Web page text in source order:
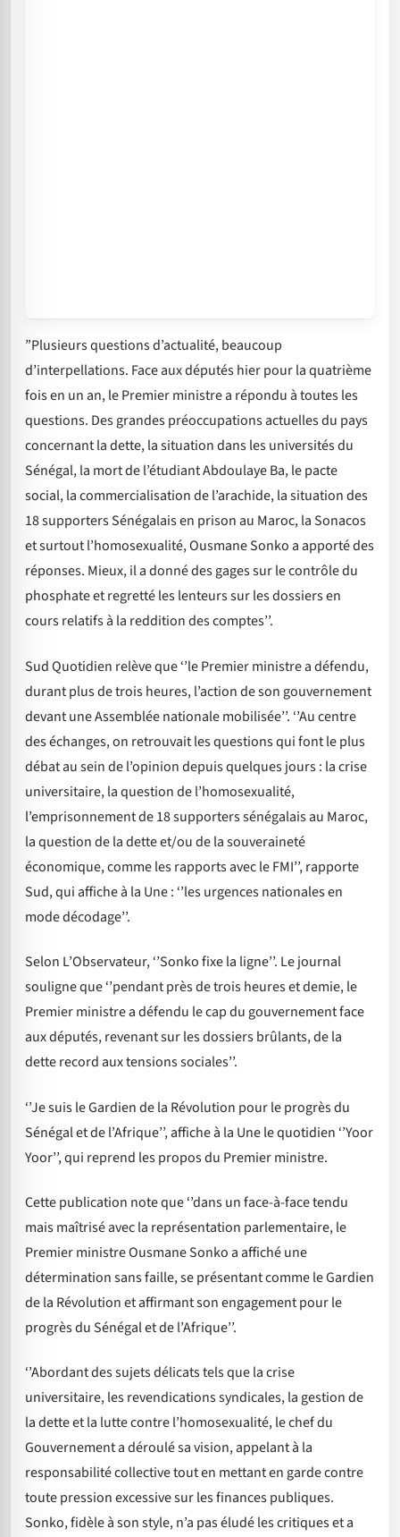
”Plusieurs questions d’actualité, beaucoup
d’interpellations. Face aux députés hier pour la quatrième
fois en un an, le Premier ministre a répondu à toutes les
questions. Des grandes préoccupations actuelles du pays
concernant la dette, la situation dans les universités du
Sénégal, la mort de l’étudiant Abdoulaye Ba, le pacte
social, la commercialisation de l’ara­chide, la situation des
18 supporters Sénégalais en prison au Maroc, la Sonacos
et surtout l’homosexualité, Ousmane Sonko a apporté des
réponses. Mieux, il a donné des gages sur le contrôle du
phosphate et regretté les lenteurs sur les dossiers en
cours relatifs à la reddition des comptes’’.
Sud Quotidien relève que ‘’le Premier ministre a défendu,
durant plus de trois heures, l’action de son gouvernement
devant une Assemblée nationale mobilisée’’. ‘’Au centre
des échanges, on retrouvait les questions qui font le plus
débat au sein de l’opinion depuis quelques jours : la crise
universitaire, la question de l’homosexualité,
l’emprisonnement de 18 supporters sénégalais au Maroc,
la question de la dette et/ou de la souveraineté
économique, comme les rapports avec le FMI’’, rapporte
Sud, qui affiche à la Une : ‘’les urgences nationales en
mode décodage’’.
Selon L’Observateur, ‘’Sonko fixe la ligne’’. Le journal
souligne que ‘’pendant près de trois heures et demie, le
Premier ministre a défendu le cap du gouvernement face
aux députés, revenant sur les dossiers brûlants, de la
dette record aux tensions sociales’’.
‘’Je suis le Gardien de la Révolution pour le progrès du
Sénégal et de l’Afrique’’, affiche à la Une le quotidien ‘’Yoor
Yoor’’, qui reprend les propos du Premier ministre.
Cette publication note que ‘’dans un face-à-face tendu
mais maîtrisé avec la représentation parlementaire, le
Premier ministre Ousmane Sonko a affiché une
détermination sans faille, se présentant comme le Gardien
de la Révolution et affirmant son engagement pour le
progrès du Sénégal et de l’Afrique’’.
‘’Abordant des sujets délicats tels que la crise
universitaire, les revendications syndicales, la gestion de
la dette et la lutte contre l’homosexualité, le chef du
Gouvernement a déroulé sa vision, appelant à la
responsabilité collective tout en mettant en garde contre
toute pression excessive sur les finances publiques.
Sonko, fidèle à son style, n’a pas éludé les critiques et a